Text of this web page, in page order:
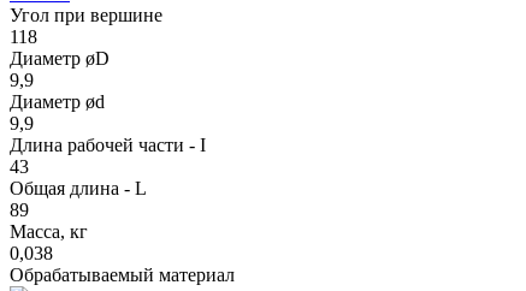
Угол при вершине
118
Диаметр øD
9,9
Диаметр ød
9,9
Длина рабочей части - I
43
Общая длина - L
89
Масса, кг
0,038
Обрабатываемый материал